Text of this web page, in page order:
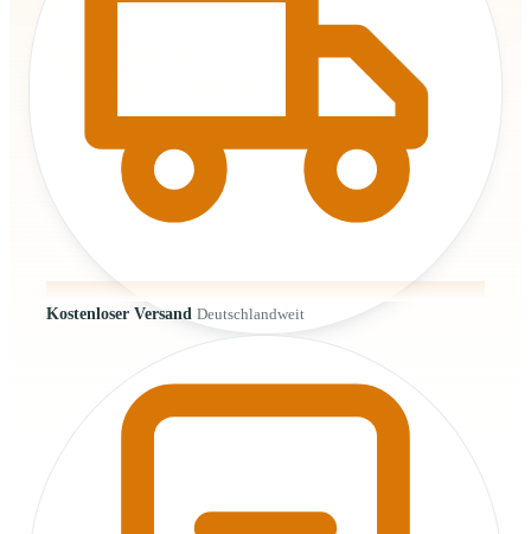
Kostenloser Versand Deutschlandweit